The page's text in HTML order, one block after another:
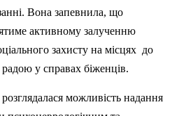
Вона запевнила, що
активному залученню
захисту на місцях до
у справах біженців.
розглядалася можливість надання